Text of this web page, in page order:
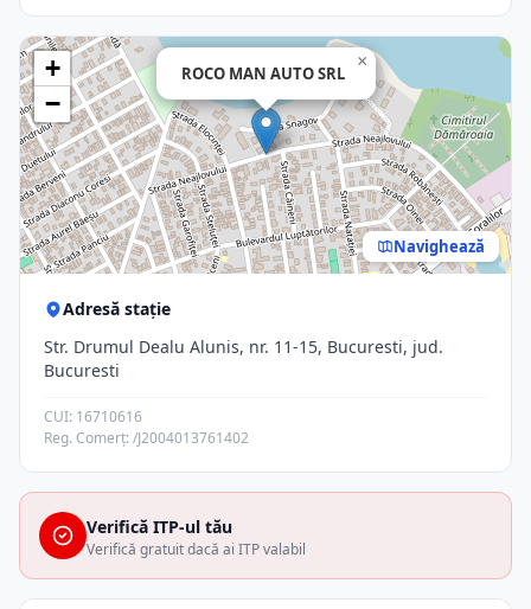
ROCO MAN AUTO SRL
×
+
−
Navighează
Adresă stație
Str. Drumul Dealu Alunis, nr. 11-15, Bucuresti, jud.
Bucuresti
CUI: 16710616
Reg. Comerț: /J2004013761402
Verifică ITP-ul tău
Verifică gratuit dacă ai ITP valabil